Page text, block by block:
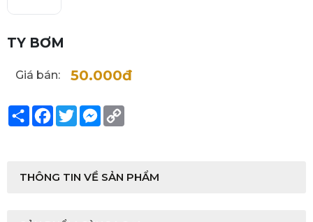
TY BƠM
Giá bán: 50.000đ
ShareFacebook
TwitterMessenger
THÔNG TIN VỀ SẢN PHẨM